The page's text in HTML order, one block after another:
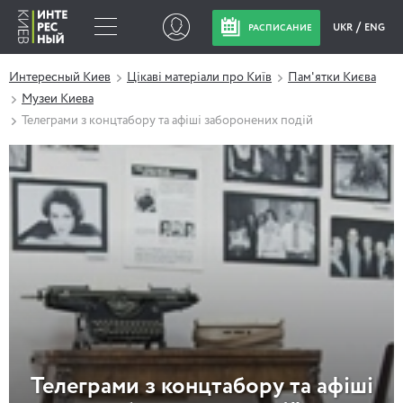
РАСПИСАНИЕ UKR ENG
Интересный Киев Цікаві матеріали про Київ
Пам'ятки Києва
Музеи Киева
Телеграми з концтабору та афіші заборонених подій
Телеграми з концтабору та афіші